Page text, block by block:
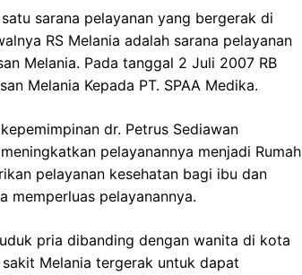
sarana pelayanan yang bergerak di
RS Melania adalah sarana pelayanan
Melania. Pada tanggal 2 Juli 2007 RB
Melania Kepada PT. SPAA Medika.
dr. Petrus Sediawan
pelayanannya menjadi Rumah
pelayanan kesehatan bagi ibu dan
memperluas pelayanannya.
pria dibanding dengan wanita di kota
Melania tergerak untuk dapat